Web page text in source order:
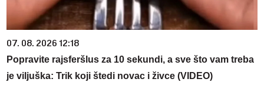
07. 08. 2026 12:18
Popravite rajsferšlus za 10 sekundi, a sve što vam treba
je viljuška: Trik koji štedi novac i živce (VIDEO)